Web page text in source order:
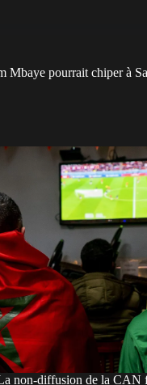
Mbaye pourrait chiper à
non-diffusion de la CAN